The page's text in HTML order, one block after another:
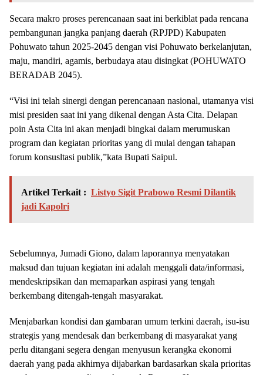
Secara makro proses perencanaan saat ini berkiblat pada rencana
pembangunan jangka panjang daerah (RPJPD) Kabupaten
Pohuwato tahun 2025-2045 dengan visi Pohuwato berkelanjutan,
maju, mandiri, agamis, berbudaya atau disingkat (POHUWATO
BERADAB 2045).
“Visi ini telah sinergi dengan perencanaan nasional, utamanya visi
misi presiden saat ini yang dikenal dengan Asta Cita. Delapan
poin Asta Cita ini akan menjadi bingkai dalam merumuskan
program dan kegiatan prioritas yang di mulai dengan tahapan
forum konsusltasi publik,”kata Bupati Saipul.
Artikel Terkait : Listyo Sigit Prabowo Resmi Dilantik
jadi Kapolri
Sebelumnya, Jumadi Giono, dalam laporannya menyatakan
maksud dan tujuan kegiatan ini adalah menggali data/informasi,
mendeskripsikan dan memaparkan aspirasi yang tengah
berkembang ditengah-tengah masyarakat.
Menjabarkan kondisi dan gambaran umum terkini daerah, isu-isu
strategis yang mendesak dan berkembang di masyarakat yang
perlu ditangani segera dengan menyusun kerangka ekonomi
daerah yang pada akhirnya dijabarkan bardasarkan skala prioritas